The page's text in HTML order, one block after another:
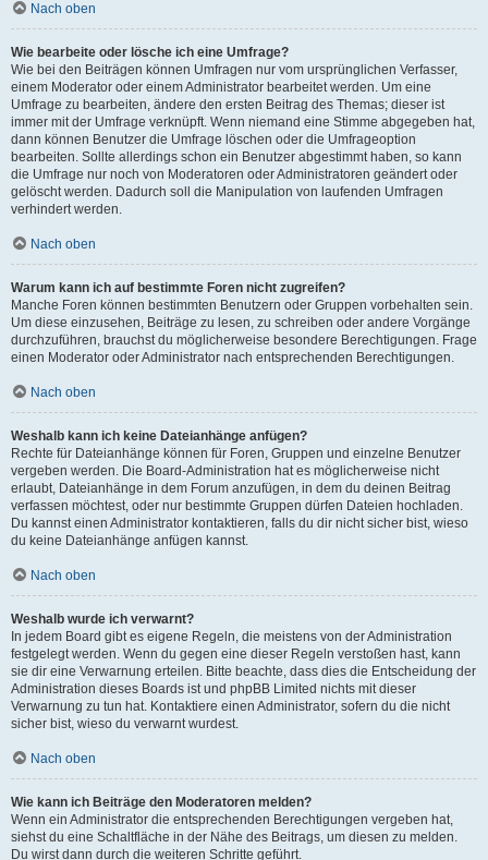
Nach oben
Wie bearbeite oder lösche ich eine Umfrage?
Wie bei den Beiträgen können Umfragen nur vom ursprünglichen Verfasser,
einem Moderator oder einem Administrator bearbeitet werden. Um eine
Umfrage zu bearbeiten, ändere den ersten Beitrag des Themas; dieser ist
immer mit der Umfrage verknüpft. Wenn niemand eine Stimme abgegeben hat,
dann können Benutzer die Umfrage löschen oder die Umfrageoption
bearbeiten. Sollte allerdings schon ein Benutzer abgestimmt haben, so kann
die Umfrage nur noch von Moderatoren oder Administratoren geändert oder
gelöscht werden. Dadurch soll die Manipulation von laufenden Umfragen
verhindert werden.
Nach oben
Warum kann ich auf bestimmte Foren nicht zugreifen?
Manche Foren können bestimmten Benutzern oder Gruppen vorbehalten sein.
Um diese einzusehen, Beiträge zu lesen, zu schreiben oder andere Vorgänge
durchzuführen, brauchst du möglicherweise besondere Berechtigungen. Frage
einen Moderator oder Administrator nach entsprechenden Berechtigungen.
Nach oben
Weshalb kann ich keine Dateianhänge anfügen?
Rechte für Dateianhänge können für Foren, Gruppen und einzelne Benutzer
vergeben werden. Die Board-Administration hat es möglicherweise nicht
erlaubt, Dateianhänge in dem Forum anzufügen, in dem du deinen Beitrag
verfassen möchtest, oder nur bestimmte Gruppen dürfen Dateien hochladen.
Du kannst einen Administrator kontaktieren, falls du dir nicht sicher bist, wieso
du keine Dateianhänge anfügen kannst.
Nach oben
Weshalb wurde ich verwarnt?
In jedem Board gibt es eigene Regeln, die meistens von der Administration
festgelegt werden. Wenn du gegen eine dieser Regeln verstoßen hast, kann
sie dir eine Verwarnung erteilen. Bitte beachte, dass dies die Entscheidung der
Administration dieses Boards ist und phpBB Limited nichts mit dieser
Verwarnung zu tun hat. Kontaktiere einen Administrator, sofern du die nicht
sicher bist, wieso du verwarnt wurdest.
Nach oben
Wie kann ich Beiträge den Moderatoren melden?
Wenn ein Administrator die entsprechenden Berechtigungen vergeben hat,
siehst du eine Schaltfläche in der Nähe des Beitrags, um diesen zu melden.
Du wirst dann durch die weiteren Schritte geführt.